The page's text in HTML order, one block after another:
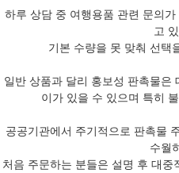
하루 상담 중 여행용품 관련 문의
고
기본 수량을 못 맞춰 선택
일반 상품과 달리 홍보성 판촉물은
이가 있을 수 있으며 특히
공공기관에서 주기적으로 판촉물
수월
처음 주문하는 분들은 설명 후 대